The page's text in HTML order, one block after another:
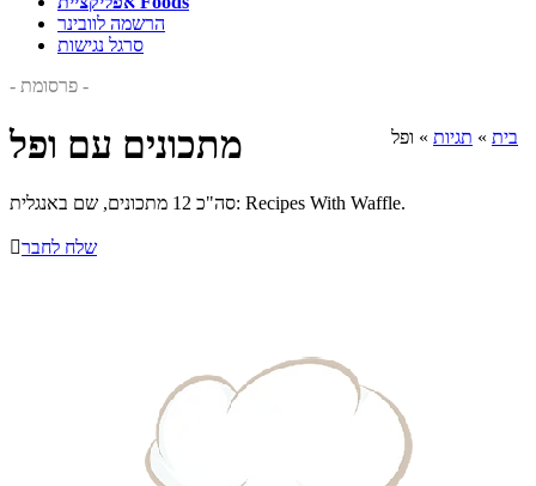
הרשמה לוובינר
סרגל נגישות
- פרסומת -
בית » תגיות » ופל מתכונים עם ופל
סה"כ 12 מתכונים, שם באנגלית: Recipes With Waffle.
שלח לחבר